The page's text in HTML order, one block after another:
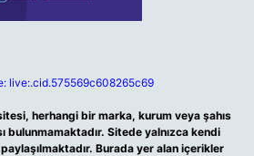
live:.cid.575569c608265c69
herhangi bir marka, kurum veya şahıs
bulunmamaktadır. Sitede yalnızca kendi
paylaşılmaktadır. Burada yer alan içerikler